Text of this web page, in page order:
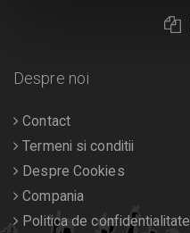
Despre noi
Contact
Termeni si conditii
Despre Cookies
Compania
Politica de confidentialitate